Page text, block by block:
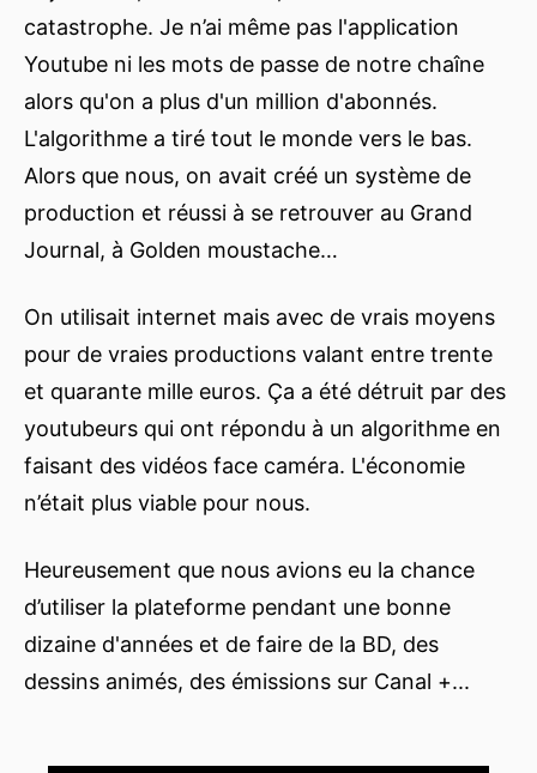
catastrophe. Je n’ai même pas l'application
Youtube ni les mots de passe de notre chaîne
alors qu'on a plus d'un million d'abonnés.
L'algorithme a tiré tout le monde vers le bas.
Alors que nous, on avait créé un système de
production et réussi à se retrouver au Grand
Journal, à Golden moustache…
On utilisait internet mais avec de vrais moyens
pour de vraies productions valant entre trente
et quarante mille euros. Ça a été détruit par des
youtubeurs qui ont répondu à un algorithme en
faisant des vidéos face caméra. L'économie
n’était plus viable pour nous.
Heureusement que nous avions eu la chance
d’utiliser la plateforme pendant une bonne
dizaine d'années et de faire de la BD, des
dessins animés, des émissions sur Canal +...